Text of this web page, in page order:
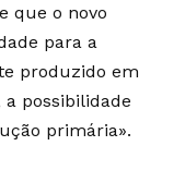
que o novo
para a
produzido em
possibilidade
primária».